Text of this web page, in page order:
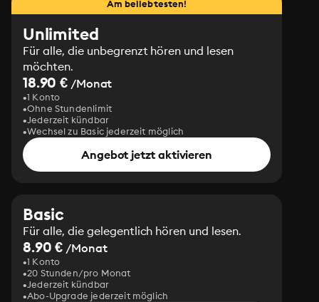
Am beliebtesten!
Unlimited
Für alle, die unbegrenzt hören und lesen
möchten.
18.90 € /Monat
1 Konto
Ohne Stundenlimit
Jederzeit kündbar
Wechsel zu Basic jederzeit möglich
Angebot jetzt aktivieren
Basic
Für alle, die gelegentlich hören und lesen.
8.90 € /Monat
1 Konto
20 Stunden/pro Monat
Jederzeit kündbar
Abo-Upgrade jederzeit möglich